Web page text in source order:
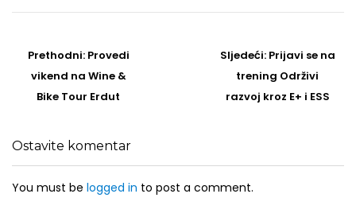
navigation
Prethodni: Prethodni
post
Provedi
vikend na Wine &
Bike Tour Erdut
Sljedeći: Sljedeći
Post
Prijavi se na
trening Održivi
razvoj kroz E+ i ESS
Ostavite komentar
You must be logged in to post a comment.